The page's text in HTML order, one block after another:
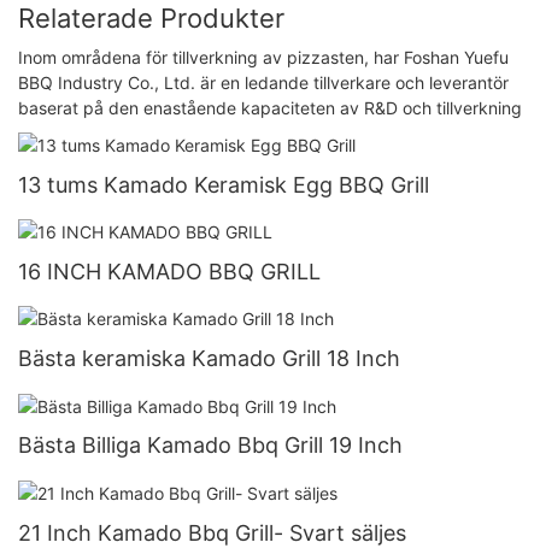
Relaterade Produkter
Inom områdena för tillverkning av pizzasten, har Foshan Yuefu
BBQ Industry Co., Ltd. är en ledande tillverkare och leverantör
baserat på den enastående kapaciteten av R&D och tillverkning
13 tums Kamado Keramisk Egg BBQ Grill
16 INCH KAMADO BBQ GRILL
Bästa keramiska Kamado Grill 18 Inch
Bästa Billiga Kamado Bbq Grill 19 Inch
21 Inch Kamado Bbq Grill- Svart säljes